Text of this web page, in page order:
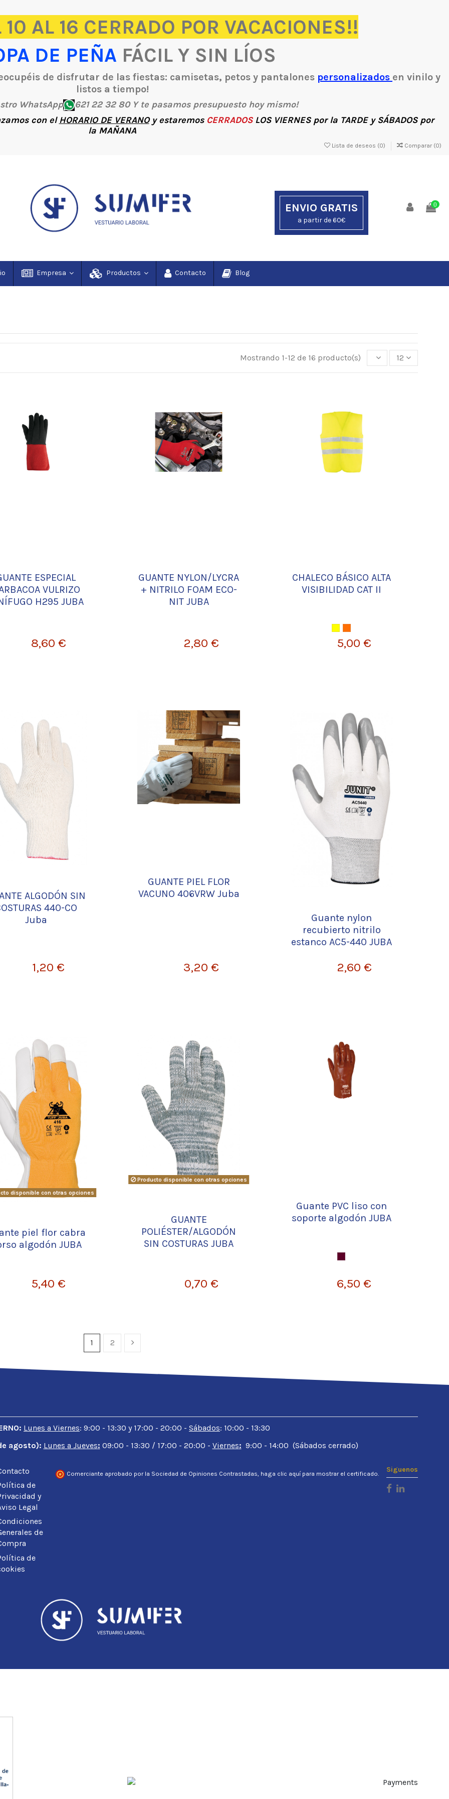
10 AL 16 CERRADO POR VACACIONES!!
DE PEÑA FÁCIL Y SIN LÍOS
de disfrutar de las fiestas: camisetas, petos y pantalones personalizados en vinilo y
listos a tiempo!
WhatsApp
621 22 32 80 Y te pasamos presupuesto hoy mismo!
con elHORARIO DE VERANOy estaremos CERRADOS LOS VIERNESpor la TARDEy SÁBADOSpor
la MAÑANA
Lista de deseos (0) Comparar (0)
ENVIO GRATIS
a partir de 60€
0
Empresa Productos Contacto Blog
Mostrando 1-12 de 16 producto(s) 12
ESPECIAL
VULRIZO
H295 JUBA
8,60 €
GUANTE NYLON/LYCRA
+ NITRILO FOAM ECO-
NIT JUBA
2,80 €
CHALECO BÁSICO ALTA
VISIBILIDAD CAT II
5,00 €
AMARILLO FLÚOR
NARANJA FLÚOR
ALGODÓN SIN
440-CO
Juba
1,20 €
GUANTE PIEL FLOR
VACUNO 406VRW Juba
3,20 €
Guante nylon
recubierto nitrilo
estanco AC5-440 JUBA
2,60 €
disponible con otras opciones
piel flor cabra
algodón JUBA
5,40 €
Producto disponible con otras opciones
GUANTE
POLIÉSTER/ALGODÓN
SIN COSTURAS JUBA
0,70 €
Guante PVC liso con
soporte algodón JUBA
6,50 €
Burdeos
1 2
Lunes a Viernes: 9:00 - 13:30 y 17:00 - 20:00 - Sábados: 10:00 - 13:30
agosto): Lunes a Jueves: 09:00 - 13:30 / 17:00 - 20:00 - Viernes: 9:00 - 14:00 (Sábados cerrado)
de
y
Legal
de
de
Comerciante aprobado por la Sociedad de Opiniones Contrastadas, haga clic aquí para mostrar el certificado Siguenos